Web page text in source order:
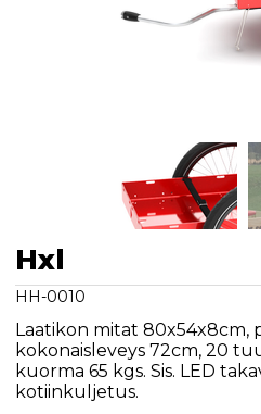
Hxl
HH-0010
Laatikon mitat 80x54x8cm,
kokonaisleveys 72cm, 20
kuorma 65 kgs. Sis. LED
kotiinkuljetus.